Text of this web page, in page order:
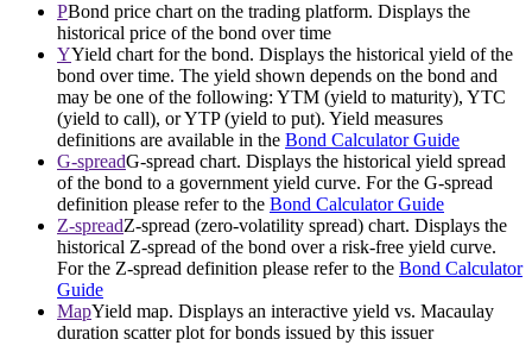
PBond price chart on the trading platform. Displays the
historical price of the bond over time
YYield chart for the bond. Displays the historical yield of the
bond over time. The yield shown depends on the bond and
may be one of the following: YTM (yield to maturity), YTC
(yield to call), or YTP (yield to put). Yield measures
definitions are available in the Bond Calculator Guide
G-spreadG-spread chart. Displays the historical yield spread
of the bond to a government yield curve. For the G-spread
definition please refer to the Bond Calculator Guide
Z-spreadZ-spread (zero-volatility spread) chart. Displays the
historical Z-spread of the bond over a risk-free yield curve.
For the Z-spread definition please refer to the Bond Calculator
Guide
MapYield map. Displays an interactive yield vs. Macaulay
duration scatter plot for bonds issued by this issuer